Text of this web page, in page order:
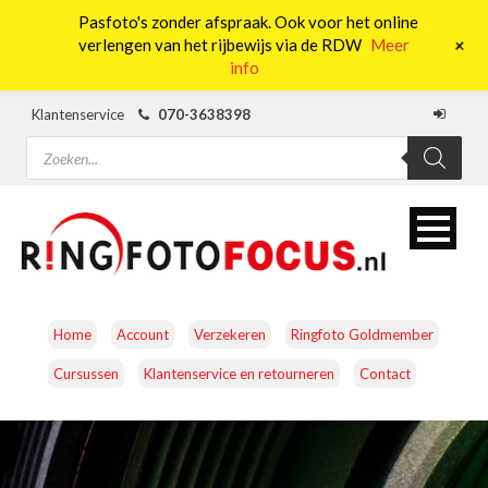
Klantenservice
070-3638398
Producten
zoeken
Home Account Verzekeren Ringfoto Goldmember
Cursussen Klantenservice en retourneren Contact
CAMERA’S OBJECTIEVEN ACCESSOIRES
Pasfoto's zonder afspraak. Ook voor het online
verlengen van het rijbewijs via de RDW Meer
info
+